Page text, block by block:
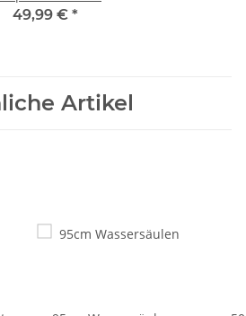
49,99 € *
Artikel